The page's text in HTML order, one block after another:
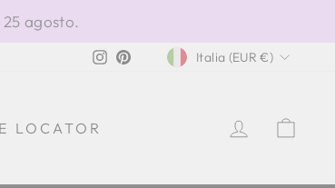
agosto.
Instagram
PinterestVALUTA
Italia (EUR €)
LOCATOR ACCEDI